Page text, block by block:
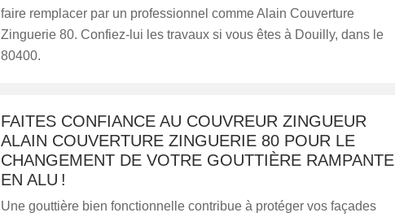
faire remplacer par un professionnel comme Alain Couverture
Zinguerie 80. Confiez-lui les travaux si vous êtes à Douilly, dans le
80400.
FAITES CONFIANCE AU COUVREUR ZINGUEUR
ALAIN COUVERTURE ZINGUERIE 80 POUR LE
CHANGEMENT DE VOTRE GOUTTIÈRE RAMPANTE
EN ALU !
Une gouttière bien fonctionnelle contribue à protéger vos façades